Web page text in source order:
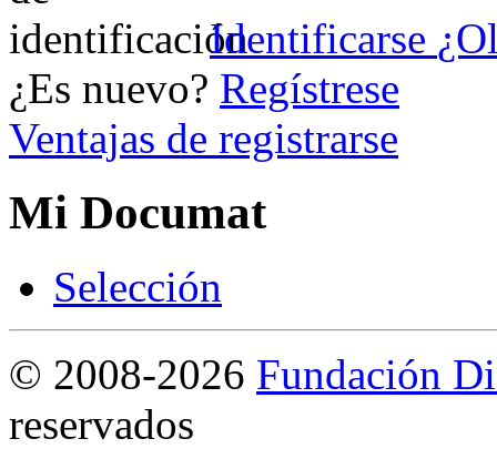
Identificarse
¿Es nuevo? Regístrese
Ventajas de registrarse
Mi Documat
Selección
© 2008-2026 Fundación
reservados